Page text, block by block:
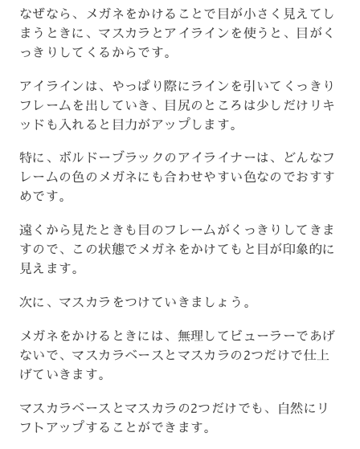
なぜなら、メガネをかけることで目が小さく見えてし
まうときに、マスカラとアイラインを使うと、目がく
っきりしてくるからです。
アイラインは、やっぱり際にラインを引いてくっきり
フレームを出していき、目尻のところは少しだけリキ
ッドも入れると目力がアップします。
特に、ボルドーブラックのアイライナーは、どんなフ
レームの色のメガネにも合わせやすい色なのでおすす
めです。
遠くから見たときも目のフレームがくっきりしてきま
すので、この状態でメガネをかけてもと目が印象的に
見えます。
次に、マスカラをつけていきましょう。
メガネをかけるときには、無理してビューラーであげ
ないで、マスカラベースとマスカラの2つだけで仕上
げていきます。
マスカラベースとマスカラの2つだけでも、自然にリ
フトアップすることができます。